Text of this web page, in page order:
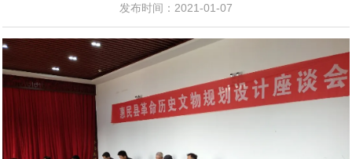
发布时间：2021-01-07